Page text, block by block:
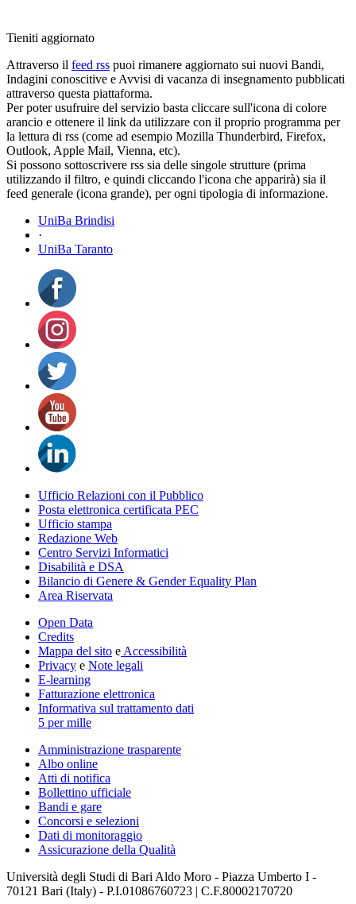
Tieniti aggiornato
Attraverso il feed rss puoi rimanere aggiornato sui nuovi Bandi,
Indagini conoscitive e Avvisi di vacanza di insegnamento pubblicati
attraverso questa piattaforma.
Per poter usufruire del servizio basta cliccare sull'icona di colore
arancio e ottenere il link da utilizzare con il proprio programma per
la lettura di rss (come ad esempio Mozilla Thunderbird, Firefox,
Outlook, Apple Mail, Vienna, etc).
Si possono sottoscrivere rss sia delle singole strutture (prima
utilizzando il filtro, e quindi cliccando l'icona che apparirà) sia il
feed generale (icona grande), per ogni tipologia di informazione.
UniBa Brindisi
·
UniBa Taranto
Ufficio Relazioni con il Pubblico
Posta elettronica certificata PEC
Ufficio stampa
Redazione Web
Centro Servizi Informatici
Disabilità e DSA
Bilancio di Genere & Gender Equality Plan
Area Riservata
Open Data
Credits
Mappa del sito e Accessibilità
Privacy e Note legali
E-learning
Fatturazione elettronica
Informativa sul trattamento dati
5 per mille
Amministrazione trasparente
Albo online
Atti di notifica
Bollettino ufficiale
Bandi e gare
Concorsi e selezioni
Dati di monitoraggio
Assicurazione della Qualità
Università degli Studi di Bari Aldo Moro - Piazza Umberto I -
70121 Bari (Italy) - P.I.01086760723 | C.F.80002170720